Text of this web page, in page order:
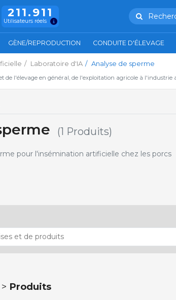
211.911
Utilisateurs réels
GÈNE/REPRODUCTION CONDUITE D'ÉLEVAGE
Laboratoire d'IA Analyse de sperme
de l'élevage en général, de l'exploitation agricole à l'industrie
(1 Produits)
pour l'insémination artificielle chez les porcs
Produits